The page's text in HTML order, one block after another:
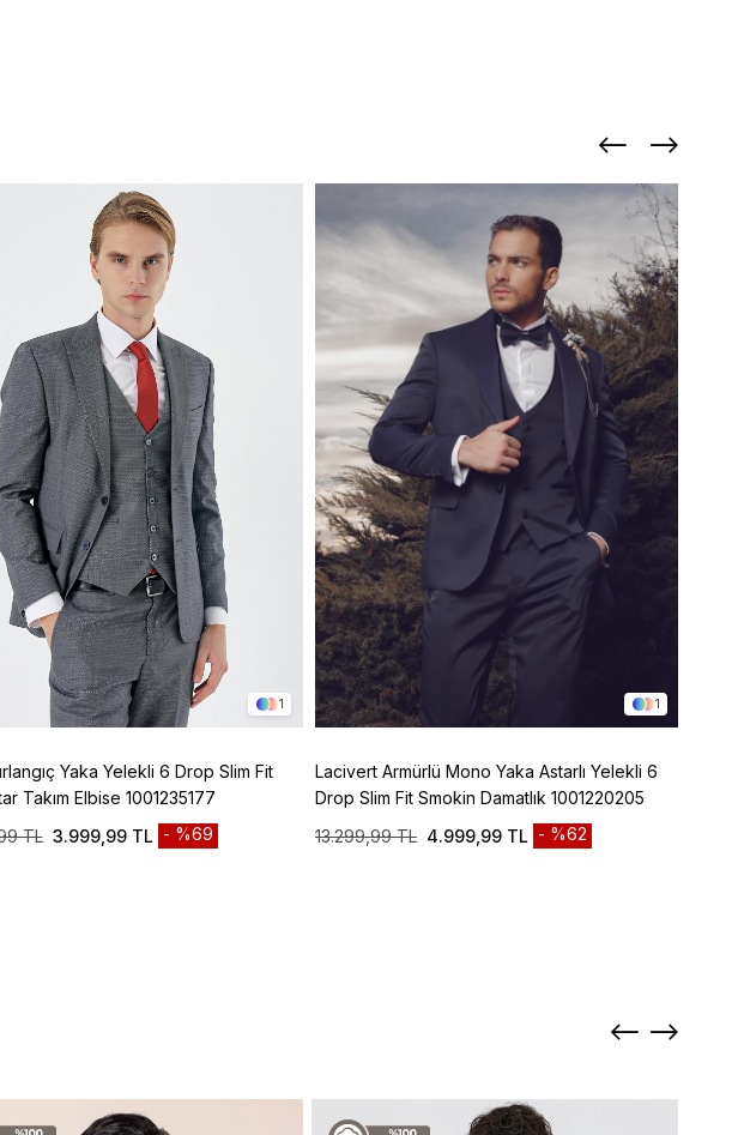
1
Yaka Yelekli 6 Drop Slim Fit
Takım Elbise 1001235177
TL 3.999,99 TL %69
1
Lacivert Armürlü Mono Yaka Astarlı Yelekli 6
Drop Slim Fit Smokin Damatlık 1001220205
13.299,99 TL 4.999,99 TL %62